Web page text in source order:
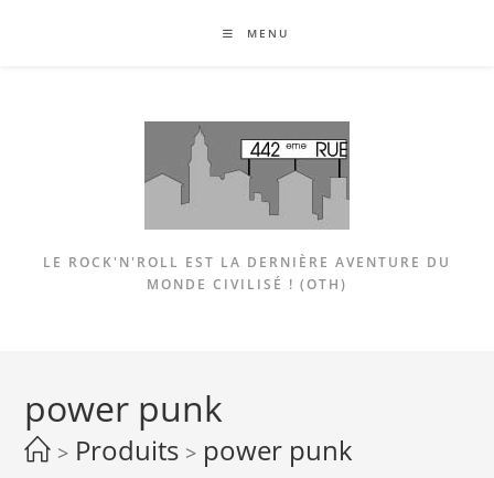
MENU
LE ROCK'N'ROLL EST LA DERNIÈRE AVENTURE DU
MONDE CIVILISÉ ! (OTH)
power punk
> Produits > power punk